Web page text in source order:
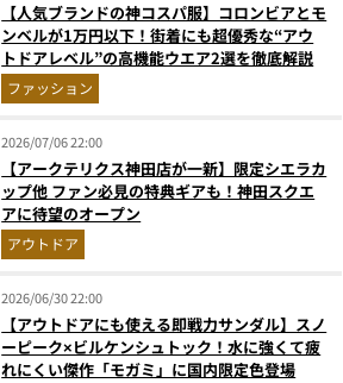
【人気ブランドの神コスパ服】コロンビアとモ
ンベルが1万円以下！街着にも超優秀な“アウ
トドアレベル”の高機能ウエア2選を徹底解説
ファッション
2026/07/06 22:00
【アークテリクス神田店が一新】限定シエラカ
ップ他 ファン必見の特典ギアも！神田スクエ
アに待望のオープン
アウトドア
2026/06/30 22:00
【アウトドアにも使える即戦力サンダル】スノ
ーピーク×ビルケンシュトック！水に強くて疲
れにくい傑作「モガミ」に国内限定色登場